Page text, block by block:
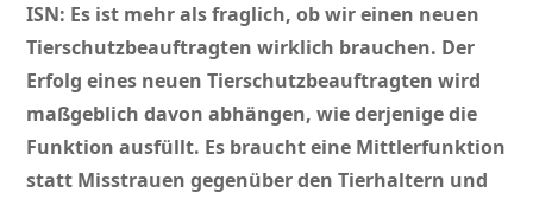
ISN: Es ist mehr als fraglich, ob wir einen neuen
Tierschutzbeauftragten wirklich brauchen. Der
Erfolg eines neuen Tierschutzbeauftragten wird
maßgeblich davon abhängen, wie derjenige die
Funktion ausfüllt. Es braucht eine Mittlerfunktion
statt Misstrauen gegenüber den Tierhaltern und